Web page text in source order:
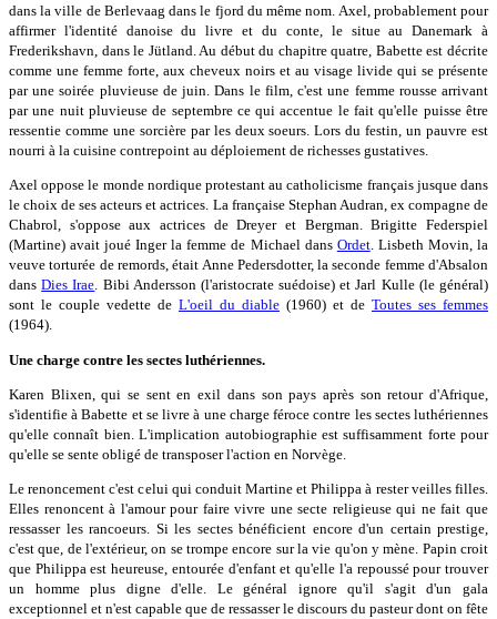
dans la ville de Berlevaag dans le fjord du même nom. Axel, probablement pour
affirmer l'identité danoise du livre et du conte, le situe au Danemark à
Frederikshavn, dans le Jütland. Au début du chapitre quatre, Babette est décrite
comme une femme forte, aux cheveux noirs et au visage livide qui se présente
par une soirée pluvieuse de juin. Dans le film, c'est une femme rousse arrivant
par une nuit pluvieuse de septembre ce qui accentue le fait qu'elle puisse être
ressentie comme une sorcière par les deux soeurs. Lors du festin, un pauvre est
nourri à la cuisine contrepoint au déploiement de richesses gustatives.
Axel oppose le monde nordique protestant au catholicisme français jusque dans
le choix de ses acteurs et actrices. La française Stephan Audran, ex compagne de
Chabrol, s'oppose aux actrices de Dreyer et Bergman. Brigitte Federspiel
(Martine) avait joué Inger la femme de Michael dans Ordet. Lisbeth Movin, la
veuve torturée de remords, était Anne Pedersdotter, la seconde femme d'Absalon
dansDies Irae. Bibi Andersson (l'aristocrate suédoise) et Jarl Kulle (le général)
sont le couple vedette de L'oeil du diable (1960) et de Toutes ses femmes
(1964).
Une charge contre les sectes luthériennes.
Karen Blixen, qui se sent en exil dans son pays après son retour d'Afrique,
s'identifie à Babette et se livre à une charge féroce contre les sectes luthériennes
qu'elle connaît bien. L'implication autobiographie est suffisamment forte pour
qu'elle se sente obligé de transposer l'action en Norvège.
Le renoncement c'est celui qui conduit Martine et Philippa à rester veilles filles.
Elles renoncent à l'amour pour faire vivre une secte religieuse qui ne fait que
ressasser les rancoeurs. Si les sectes bénéficient encore d'un certain prestige,
c'est que, de l'extérieur, on se trompe encore sur la vie qu'on y mène. Papin croit
que Philippa est heureuse, entourée d'enfant et qu'elle l'a repoussé pour trouver
un homme plus digne d'elle. Le général ignore qu'il s'agit d'un gala
exceptionnel et n'est capable que de ressasser le discours du pasteur dont on fête